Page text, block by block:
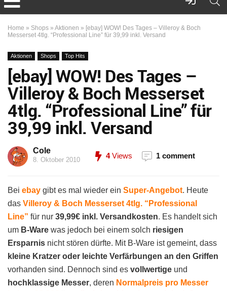
Home » Shops » Aktionen » [ebay] WOW! Des Tages – Villeroy & Boch
Messerset 4tlg. “Professional Line” für 39,99 inkl. Versand
Aktionen Shops Top Hits
[ebay] WOW! Des Tages –
Villeroy & Boch Messerset
4tlg. “Professional Line” für
39,99 inkl. Versand
Cole
8. Oktober 2010 4Views 1 comment
Bei ebay gibt es mal wieder ein Super-Angebot. Heute
das Villeroy & Boch Messerset 4tlg. “Professional
Line” für nur 39,99€ inkl. Versandkosten. Es handelt sich
um B-Ware was jedoch bei einem solch riesigen
Ersparnis nicht stören dürfte. Mit B-Ware ist gemeint, dass
kleine Kratzer oder leichte Verfärbungen an den Griffen
vorhanden sind. Dennoch sind es vollwertige und
hochklassige Messer, deren Normalpreis pro Messer